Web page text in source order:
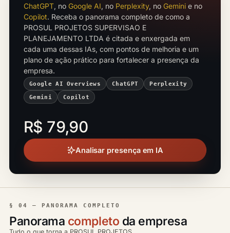
ChatGPT, no Google AI, no Perplexity, no Gemini e no
Copilot. Receba o panorama completo de como a
PROSUL PROJETOS SUPERVISAO E
PLANEJAMENTO LTDA é citada e enxergada em
cada uma dessas IAs, com pontos de melhoria e um
plano de ação prático para fortalecer a presença da
empresa.
Google AI Overviews ChatGPT Perplexity
Gemini Copilot
R$ 79,90
Analisar presença em IA
§ 04 — PANORAMA COMPLETO
Panorama completo da empresa
Tudo o que torna a PROSUL PROJETOS